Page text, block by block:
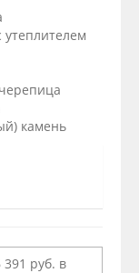
камень
391 руб. в